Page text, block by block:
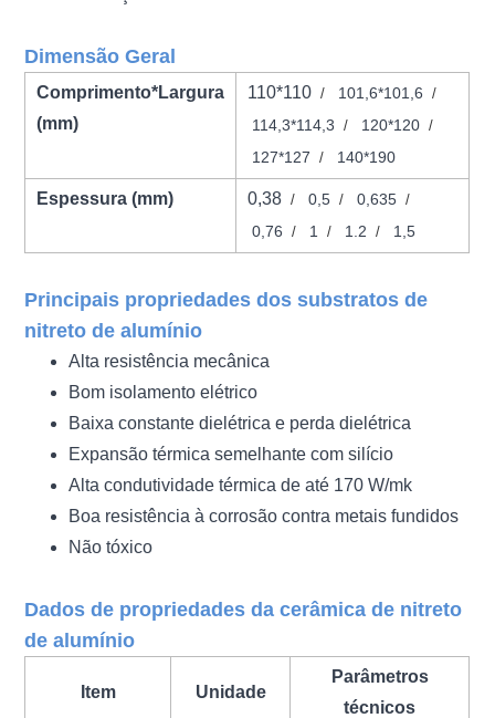
Dimensão Geral
Comprimento*Largura
(mm)
110*110 / 101,6*101,6 /
114,3*114,3 / 120*120 /
127*127 / 140*190
Espessura (mm) 0,38 / 0,5 / 0,635 /
0,76 / 1 / 1.2 / 1,5
Principais propriedades dos substratos de
nitreto de alumínio
Alta resistência mecânica
Bom isolamento elétrico
Baixa constante dielétrica e perda dielétrica
Expansão térmica semelhante com silício
Alta condutividade térmica de até 170 W/mk
Boa resistência à corrosão contra metais fundidos
Não tóxico
Dados de propriedades da cerâmica de nitreto
de alumínio
Item Unidade
Parâmetros
técnicos